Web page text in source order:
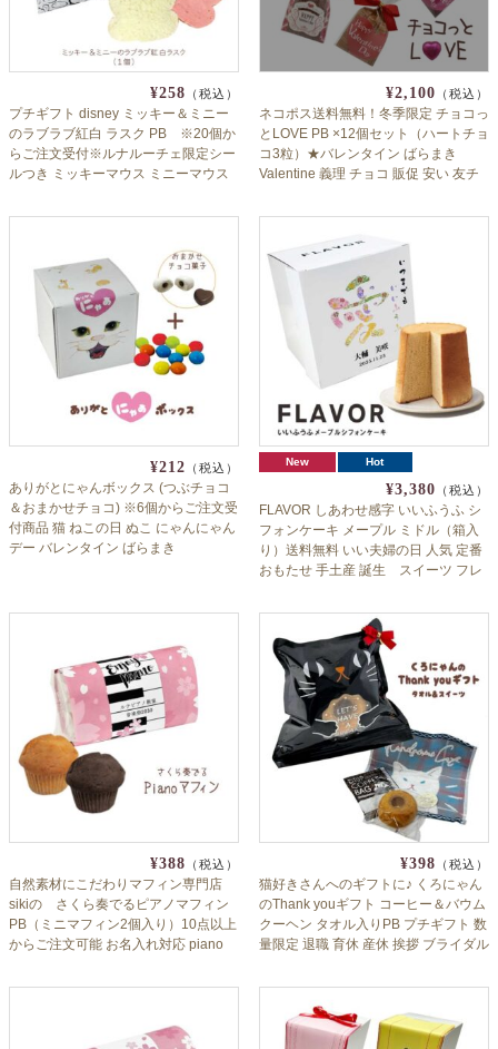
¥258 （税込）
プチギフト disney ミッキー＆ミニー
のラブラブ紅白 ラスク PB ※20個か
らご注文受付※ルナルーチェ限定シー
ルつき ミッキーマウス ミニーマウス
休 産休 挨拶ブライダル ディズニー
¥2,100 （税込）
ネコポス送料無料！冬季限定 チョコっ
とLOVE PB ×12個セット（ハートチョ
コ3粒）★バレンタイン ばらまき
Valentine 義理 チョコ 販促 安い 友チ
¥212 （税込）
ありがとにゃんボックス (つぶチョコ
＆おまかせチョコ) ※6個からご注文受
付商品 猫 ねこの日 ぬこ にゃんにゃん
デー バレンタイン ばらまき
New Hot
¥3,380 （税込）
FLAVOR しあわせ感字 いいふうふ シ
フォンケーキ メープル ミドル（箱入
り）送料無料 いい夫婦の日 人気 定番
おもたせ 手土産 誕生 スイーツ フレ
¥388 （税込）
自然素材にこだわりマフィン専門店
sikiの さくら奏でるピアノマフィン
PB（ミニマフィン2個入り）10点以上
からご注文可能 お名入れ対応 piano
¥398 （税込）
猫好きさんへのギフトに♪ くろにゃん
のThank youギフト コーヒー＆バウム
クーヘン タオル入りPB プチギフト 数
量限定 退職 育休 産休 挨拶 ブライダル